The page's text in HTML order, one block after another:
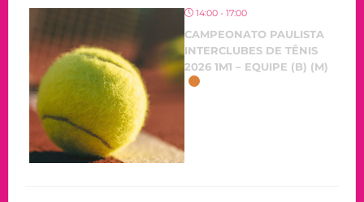
14:00 - 17:00
CAMPEONATO PAULISTA
INTERCLUBES DE TÊNIS
2026 1M1 – EQUIPE (B) (M)